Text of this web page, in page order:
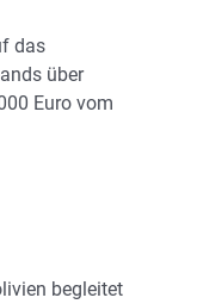
das
über
Euro vom
begleitet